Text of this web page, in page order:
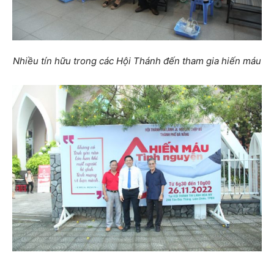
Nhiều tín hữu trong các Hội Thánh đến tham gia hiến máu